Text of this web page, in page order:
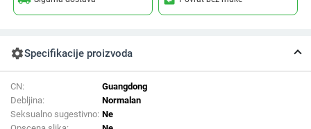
settingsSpecifikacije proizvoda
CN:
Guangdong
Debljina:
Normalan
Seksualno sugestivno: Ne